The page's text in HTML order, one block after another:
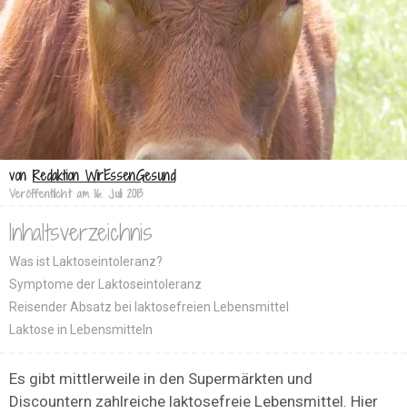
von Redaktion WirEssenGesund
Veröffentlicht am 16. Juli 2013
Inhaltsverzeichnis
Was ist Laktoseintoleranz?
Symptome der Laktoseintoleranz
Reisender Absatz bei laktosefreien Lebensmittel
Laktose in Lebensmitteln
Es gibt mittlerweile in den Supermärkten und
Discountern zahlreiche laktosefreie Lebensmittel. Hier